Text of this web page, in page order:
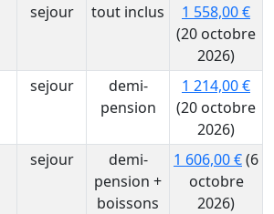
sejour tout inclus
1 558,00 €
(20 octobre
2026)
sejour
demi-
pension
1 214,00 €
(20 octobre
2026)
sejour
demi-
pension +
boissons
1 606,00 €(6
octobre
2026)